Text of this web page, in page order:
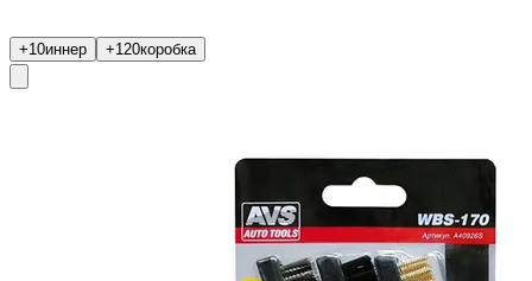
+10иннер +120коробка